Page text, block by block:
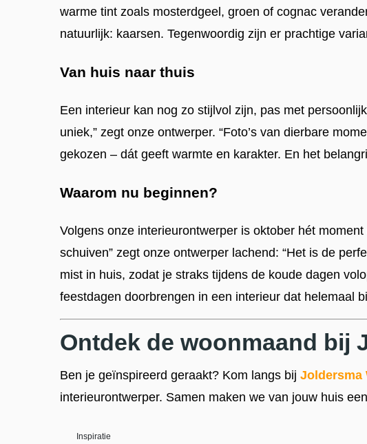
warme tint zoals mosterdgeel, groen of cognac
natuurlijk: kaarsen. Tegenwoordig zijn er prachtige
Van huis naar thuis
Een interieur kan nog zo stijlvol zijn, pas met
uniek,” zegt onze ontwerper. “Foto’s van dierbare
gekozen – dát geeft warmte en karakter. En het
Waarom nu beginnen?
Volgens onze interieurontwerper is oktober hét
schuiven” zegt onze ontwerper lachend: “Het is de
mist in huis, zodat je straks tijdens de koude dagen
feestdagen doorbrengen in een interieur dat helemaal
Ontdek de woonmaand bij
Ben je geïnspireerd geraakt? Kom langs bij Joldersma
interieurontwerper. Samen maken we van jouw huis
Inspiratie